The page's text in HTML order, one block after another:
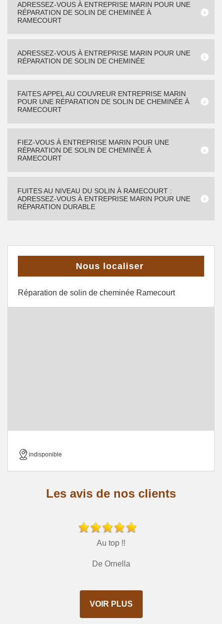
ADRESSEZ-VOUS À ENTREPRISE MARIN POUR UNE
RÉPARATION DE SOLIN DE CHEMINÉE À
RAMECOURT
ADRESSEZ-VOUS À ENTREPRISE MARIN POUR UNE
RÉPARATION DE SOLIN DE CHEMINÉE
FAITES APPEL AU COUVREUR ENTREPRISE MARIN
POUR UNE RÉPARATION DE SOLIN DE CHEMINÉE À
RAMECOURT
FIEZ-VOUS À ENTREPRISE MARIN POUR UNE
RÉPARATION DE SOLIN DE CHEMINÉE À
RAMECOURT
FUITES AU NIVEAU DU SOLIN À RAMECOURT :
ADRESSEZ-VOUS À ENTREPRISE MARIN POUR UNE
RÉPARATION DURABLE
Nous localiser
Réparation de solin de cheminée Ramecourt
indisponible
Les avis de nos clients
Au top !!
De Ornella
VOIR PLUS